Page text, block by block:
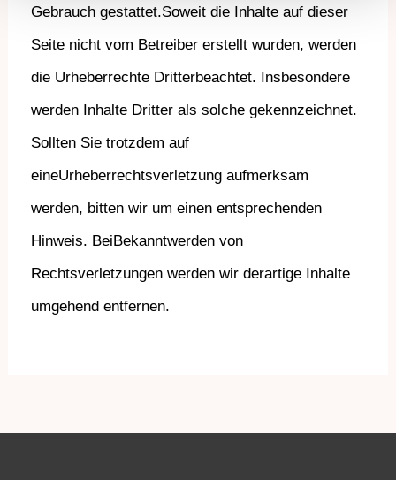
Gebrauch gestattet.Soweit die Inhalte auf dieser
Seite nicht vom Betreiber erstellt wurden, werden
die Urheberrechte Dritterbeachtet. Insbesondere
werden Inhalte Dritter als solche gekennzeichnet.
Sollten Sie trotzdem auf
eineUrheberrechtsverletzung aufmerksam
werden, bitten wir um einen entsprechenden
Hinweis. BeiBekanntwerden von
Rechtsverletzungen werden wir derartige Inhalte
umgehend entfernen.